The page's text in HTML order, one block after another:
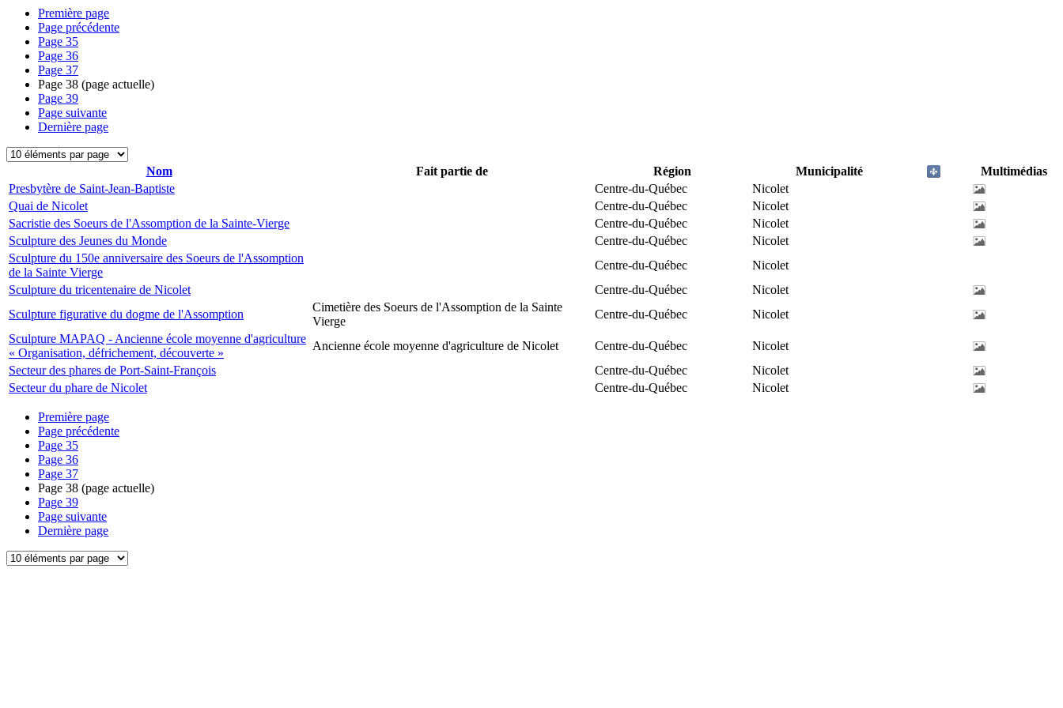
Première page
Page précédente
Page 35
Page 36
Page 37
Page 38 (page actuelle)
Page 39
Page suivante
Dernière page
Nom Fait partie de Région Municipalité
Multimédias
Presbytère de Saint-Jean-Baptiste
Centre-du-Québec
Nicolet
Quai de Nicolet
Centre-du-Québec
Nicolet
Sacristie des Soeurs de l'Assomption de la Sainte-Vierge
Centre-du-Québec
Nicolet
Sculpture des Jeunes du Monde
Centre-du-Québec
Nicolet
Sculpture du 150e anniversaire des Soeurs de l'Assomption
de la Sainte Vierge
Centre-du-Québec
Nicolet
Sculpture du tricentenaire de Nicolet
Centre-du-Québec
Nicolet
Sculpture figurative du dogme de l'Assomption
Cimetière des Soeurs de l'Assomption de la Sainte
Vierge
Centre-du-Québec
Nicolet
Sculpture MAPAQ - Ancienne école moyenne d'agriculture
« Organisation, défrichement, découverte »
Ancienne école moyenne d'agriculture de Nicolet Centre-du-Québec
Nicolet
Secteur des phares de Port-Saint-François
Centre-du-Québec
Nicolet
Secteur du phare de Nicolet
Centre-du-Québec Nicolet
Première page
Page précédente
Page 35
Page 36
Page 37
Page 38 (page actuelle)
Page 39
Page suivante
Dernière page